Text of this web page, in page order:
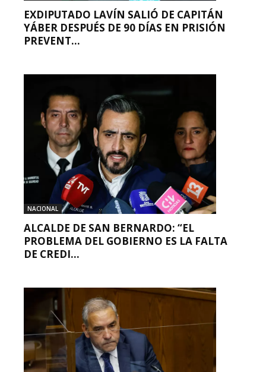
EXDIPUTADO LAVÍN SALIÓ DE CAPITÁN
YÁBER DESPUÉS DE 90 DÍAS EN PRISIÓN
PREVENT...
NACIONAL
ALCALDE DE SAN BERNARDO: “EL
PROBLEMA DEL GOBIERNO ES LA FALTA
DE CREDI...